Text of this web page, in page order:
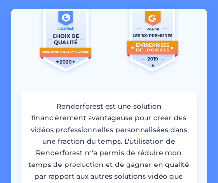
Renderforest est une solution
financièrement avantageuse pour créer des
vidéos professionnelles personnalisées dans
une fraction du temps. L'utilisation de
Renderforest m'a permis de réduire mon
temps de production et de gagner en qualité
par rapport aux autres solutions vidéo que